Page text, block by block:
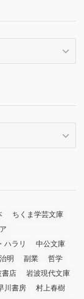
ちくま学芸文庫
ハラリ
中公文庫
明 副業
哲学
書店
岩波現代文庫
川書房
村上春樹